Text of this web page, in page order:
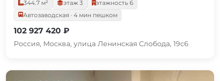
344.7 м²
этаж 3
этажность 6
Автозаводская · 4 мин пешком
102 927 420 ₽
Россия, Москва, улица Ленинская Слобода, 19с6